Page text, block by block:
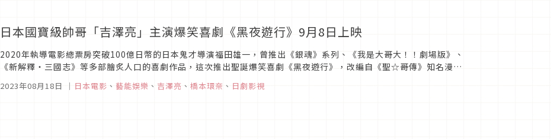
日本國寶級帥哥「吉澤亮」主演爆笑喜劇《黑夜遊行》9月8日上映
2020年執導電影總票房突破100億日幣的日本鬼才導演福田雄一，曾推出《銀魂》系列、《我是大哥大！！劇場版》、
《新解釋‧三國志》等多部膾炙人口的喜劇作品，這次推出聖誕爆笑喜劇《黑夜遊行》，改編自《聖☆哥傳》知名漫畫
2023年08月18日 ｜ 日本電影 、 藝能娛樂 、 吉澤亮 、 橋本環奈 、 日劇影視